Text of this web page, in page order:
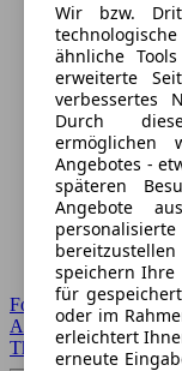
Forum Startseite
Alle Auto-Foren
Themen-Forum
Wir bzw.
ähnliche
erweiterte
verbessertes
Durch
ermöglichen
Angebotes -
späteren
Angebote
speichern Ihre
für
oder im
erleichtert
erneute